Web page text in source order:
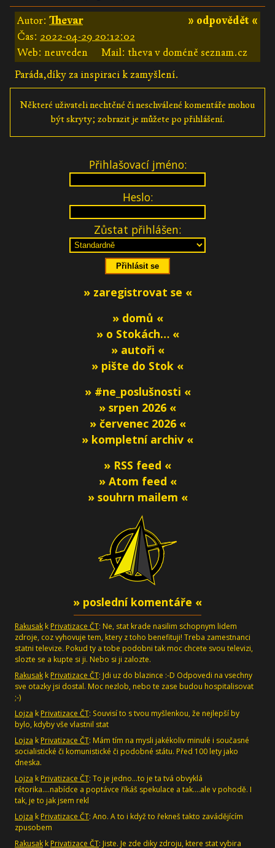
» odpovědět «
Autor: Thevar
Čas: 2022-04-29 20:12:02
Web: neuveden
Mail: theva v doméně seznam.cz
Paráda,díky za inspiraci k zamyšlení.
Některé uživateli nechtěné či neschválené komentáře mohou
být skryty; zobrazit je můžete po přihlášení.
Přihlašovací jméno:
Heslo:
Zůstat přihlášen:
» zaregistrovat se «
» domů «
» o Stokách… «
» autoři «
» pište do Stok «
» #ne_poslušnosti «
» srpen 2026 «
» červenec 2026 «
» kompletní archiv «
» RSS feed «
» Atom feed «
» souhrn mailem «
» poslední komentáře «
Rakusak k Privatizace ČT: Ne, stat krade nasilim schopnym lidem
zdroje, coz vyhovuje tem, ktery z toho benefituji! Treba zamestnanci
statni televize. Pokud ty a tobe podobni tak moc chcete svou televizi,
slozte se a kupte si ji. Nebo si ji zalozte.
Rakusak k Privatizace ČT: Jdi uz do blazince :-D Odpovedi na vsechny
sve otazky jsi dostal. Moc nezlob, nebo te zase budou hospitalisovat
;-)
Lojza k Privatizace ČT: Souvisí to s tvou myšlenkou, že nejlepší by
bylo, kdyby vše vlastnil stat
Lojza k Privatizace ČT: Mám tím na mysli jakékoliv minulé i současné
socialistické či komunistické či podobné státu. Před 100 lety jako
dneska.
Lojza k Privatizace ČT: To je jedno...to je ta tvá obvyklá
rétorika....nabídce a poptávce říkáš spekulace a tak....ale v pohodě. I
tak, je to jak jsem rekl
Lojza k Privatizace ČT: Ano. A to i když to řekneš takto zavádějícím
zpusobem
Rakusak k Privatizace ČT: Jiste. Je zde diky zdroju, ktere stat vybira